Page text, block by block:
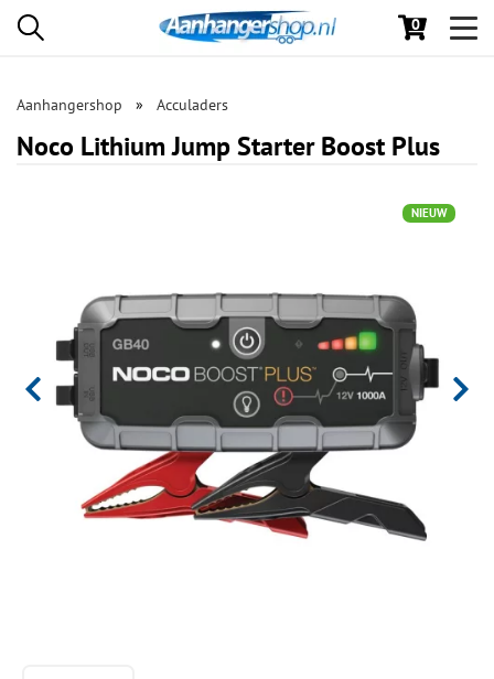
0
Aanhangershop Acculaders
Noco Lithium Jump Starter Boost Plus
NIEUW